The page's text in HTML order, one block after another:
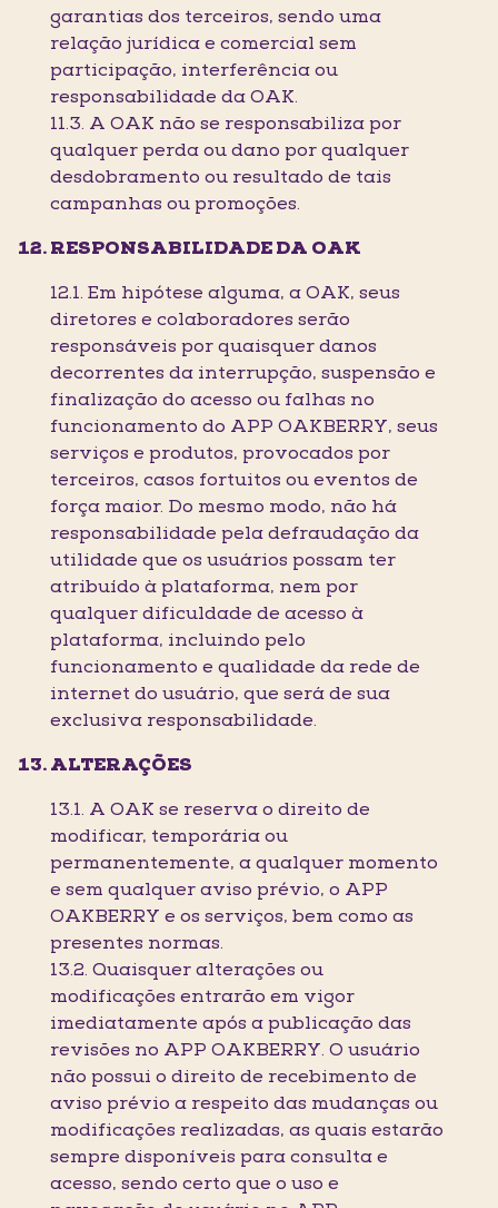
garantias dos terceiros, sendo uma
relação jurídica e comercial sem
participação, interferência ou
responsabilidade da OAK.
11.3. A OAK não se responsabiliza por
qualquer perda ou dano por qualquer
desdobramento ou resultado de tais
campanhas ou promoções.
RESPONSABILIDADE DA OAK
12.1. Em hipótese alguma, a OAK, seus
diretores e colaboradores serão
responsáveis por quaisquer danos
decorrentes da interrupção, suspensão e
finalização do acesso ou falhas no
funcionamento do APP OAKBERRY, seus
serviços e produtos, provocados por
terceiros, casos fortuitos ou eventos de
força maior. Do mesmo modo, não há
responsabilidade pela defraudação da
utilidade que os usuários possam ter
atribuído à plataforma, nem por
qualquer dificuldade de acesso à
plataforma, incluindo pelo
funcionamento e qualidade da rede de
internet do usuário, que será de sua
exclusiva responsabilidade.
ALTERAÇÕES
13.1. A OAK se reserva o direito de
modificar, temporária ou
permanentemente, a qualquer momento
e sem qualquer aviso prévio, o APP
OAKBERRY e os serviços, bem como as
presentes normas.
13.2. Quaisquer alterações ou
modificações entrarão em vigor
imediatamente após a publicação das
revisões no APP OAKBERRY. O usuário
não possui o direito de recebimento de
aviso prévio a respeito das mudanças ou
modificações realizadas, as quais estarão
sempre disponíveis para consulta e
acesso, sendo certo que o uso e